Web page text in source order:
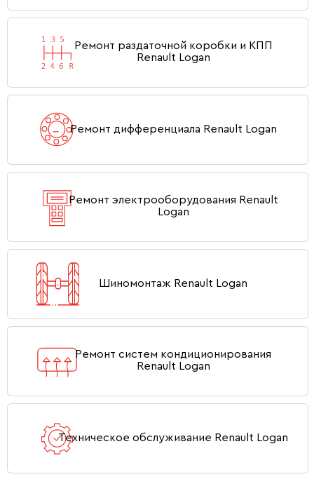
Ремонт раздаточной коробки и КПП
Renault Logan
Ремонт дифференциала Renault Logan
Ремонт электрооборудования Renault
Logan
Шиномонтаж Renault Logan
Ремонт систем кондиционирования
Renault Logan
Техническое обслуживание Renault Logan